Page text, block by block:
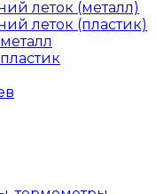
леток (металл)
леток (пластик)